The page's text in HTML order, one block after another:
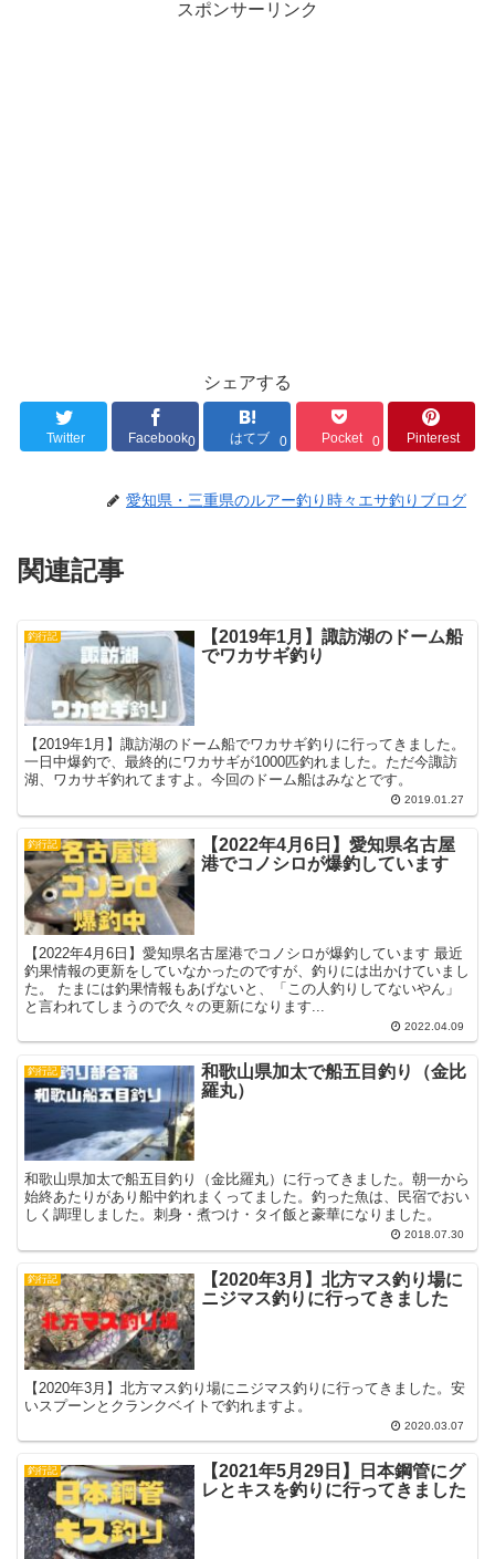
スポンサーリンク
シェアする
Twitter Facebook0 はてブ 0 Pocket 0 Pinterest
愛知県・三重県のルアー釣り時々エサ釣りブログ
関連記事
釣行記
【2019年1月】諏訪湖のドーム船
でワカサギ釣り
【2019年1月】諏訪湖のドーム船でワカサギ釣りに行ってきました。
一日中爆釣で、最終的にワカサギが1000匹釣れました。ただ今諏訪
湖、ワカサギ釣れてますよ。今回のドーム船はみなとです。
2019.01.27
釣行記
【2022年4月6日】愛知県名古屋
港でコノシロが爆釣しています
【2022年4月6日】愛知県名古屋港でコノシロが爆釣しています 最近
釣果情報の更新をしていなかったのですが、釣りには出かけていまし
た。 たまには釣果情報もあげないと、「この人釣りしてないやん」
と言われてしまうので久々の更新になります...
2022.04.09
釣行記
和歌山県加太で船五目釣り（金比
羅丸）
和歌山県加太で船五目釣り（金比羅丸）に行ってきました。朝一から
始終あたりがあり船中釣れまくってました。釣った魚は、民宿でおい
しく調理しました。刺身・煮つけ・タイ飯と豪華になりました。
2018.07.30
釣行記
【2020年3月】北方マス釣り場に
ニジマス釣りに行ってきました
【2020年3月】北方マス釣り場にニジマス釣りに行ってきました。安
いスプーンとクランクベイトで釣れますよ。
2020.03.07
釣行記
【2021年5月29日】日本鋼管にグ
レとキスを釣りに行ってきました